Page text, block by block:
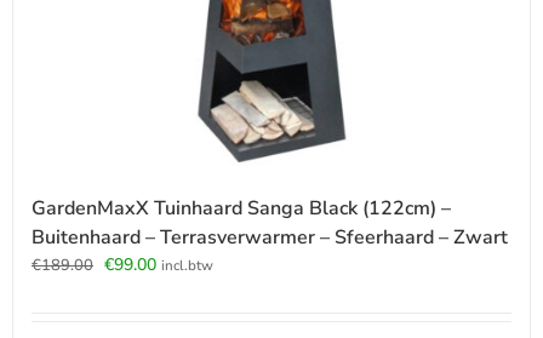
GardenMaxX Tuinhaard Sanga Black (122cm) –
Buitenhaard – Terrasverwarmer – Sfeerhaard – Zwart
€189.00 Oorspronkelijke
€99.00Huidige
incl.btw